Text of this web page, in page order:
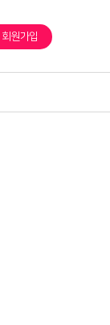
회원가입